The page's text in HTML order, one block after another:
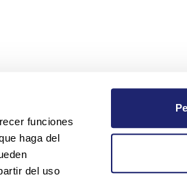
funciones
haga del
del uso